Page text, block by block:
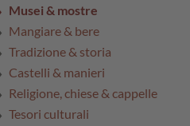
Musei & mostre
Mangiare & bere
Tradizione & storia
Castelli & manieri
Religione, chiese & cappelle
Tesori culturali